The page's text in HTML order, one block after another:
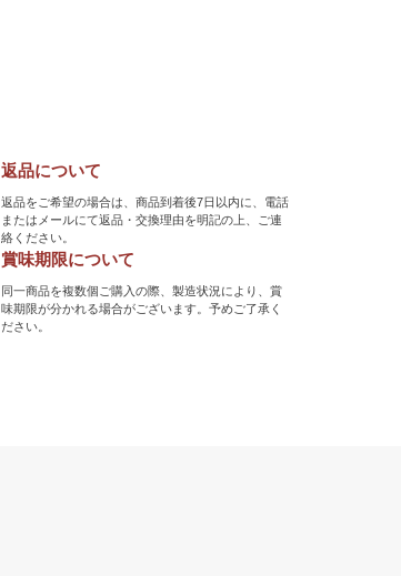
返品について
返品をご希望の場合は、商品到着後7日以内に、電話
またはメールにて返品・交換理由を明記の上、ご連
絡ください。
賞味期限について
同一商品を複数個ご購入の際、製造状況により、賞
味期限が分かれる場合がございます。予めご了承く
ださい。